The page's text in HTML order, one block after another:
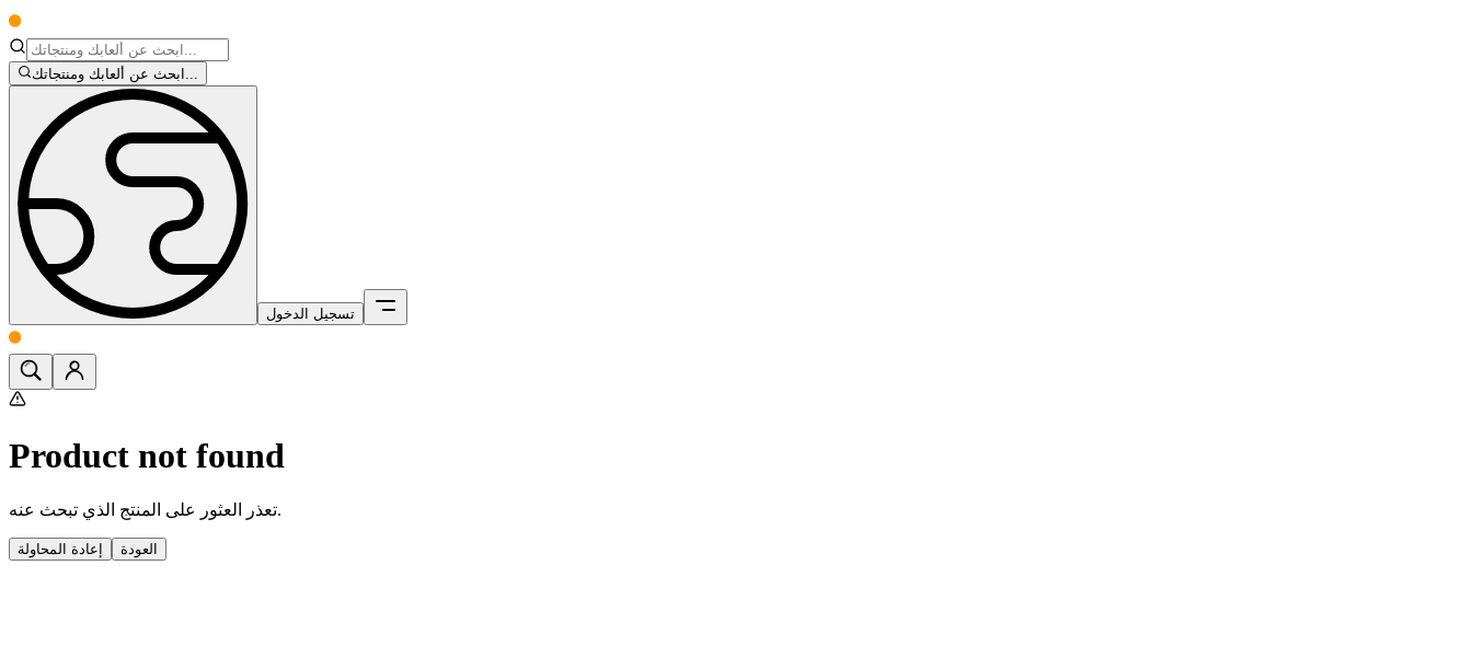
ابحث عن ألعابك ومنتجاتك...
تسجيل الدخول
Product not found
تعذر العثور على المنتج الذي تبحث عنه.
إعادة المحاولة العودة